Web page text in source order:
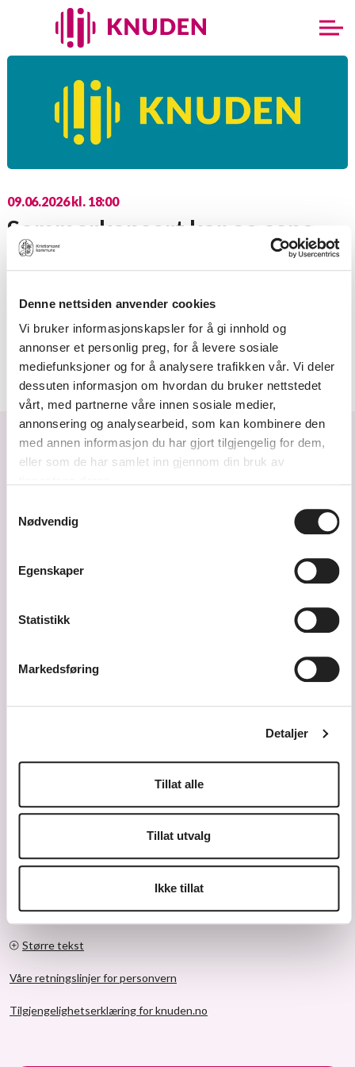
Denne nettsiden anvender cookies
Vi bruker informasjonskapsler for å gi innhold og
annonser et personlig preg, for å levere sosiale
mediefunksjoner og for å analysere trafikken vår. Vi deler
dessuten informasjon om hvordan du bruker nettstedet
vårt, med partnerne våre innen sosiale medier,
annonsering og analysearbeid, som kan kombinere den
med annen informasjon du har gjort tilgjengelig for dem,
eller som de har samlet inn gjennom din bruk av
Nødvendig
Egenskaper
Statistikk
Markedsføring
Detaljer
Tillat alle
Tillat utvalg
Ikke tillat
09.06.2026 kl. 18:00
Sommerkonsert kor og sang
Pris:
Sted:Salen
Varighet:60 min
Forside Arrangementer
© 2026 Knuden – Kristiansand kulturskole
Større tekst
Våre retningslinjer for personvern
Tilgjengelighetserklæring for knuden.no